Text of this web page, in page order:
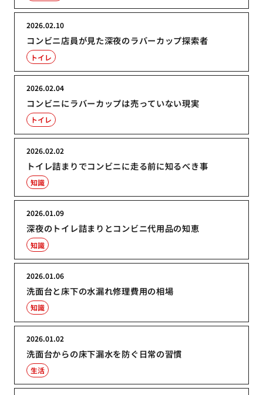
コンビニ店員が見た深夜のラバーカップ探索者
2026.02.10
トイレ
コンビニにラバーカップは売っていない現実
2026.02.04
トイレ
トイレ詰まりでコンビニに走る前に知るべき事
2026.02.02
知識
深夜のトイレ詰まりとコンビニ代用品の知恵
2026.01.09
知識
洗面台と床下の水漏れ修理費用の相場
2026.01.06
知識
洗面台からの床下漏水を防ぐ日常の習慣
2026.01.02
生活